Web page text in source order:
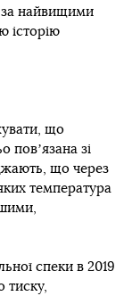
за найвищими
історію
що
повʼязана зі
що через
температура
спеки в 2019
тиску,